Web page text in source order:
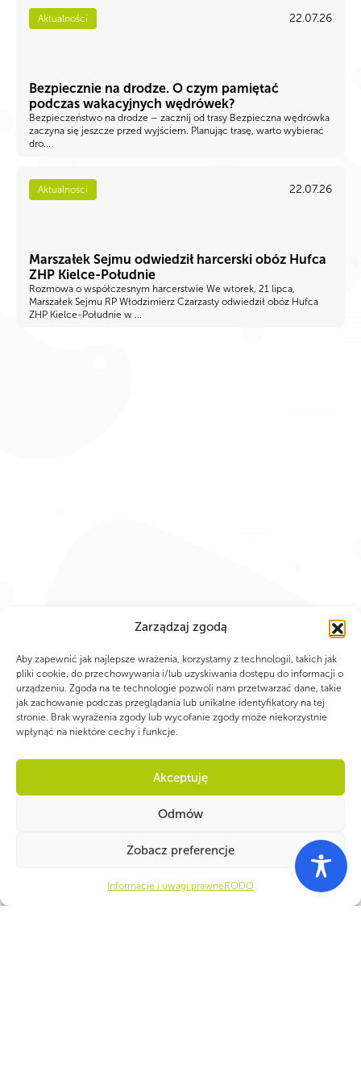
Zarządzaj zgodą
Aby zapewnić jak najlepsze wrażenia, korzystamy z technologii, takich jak
pliki cookie, do przechowywania i/lub uzyskiwania dostępu do informacji o
urządzeniu. Zgoda na te technologie pozwoli nam przetwarzać dane, takie
jak zachowanie podczas przeglądania lub unikalne identyfikatory na tej
stronie. Brak wyrażenia zgody lub wycofanie zgody może niekorzystnie
wpłynąć na niektóre cechy i funkcje.
Akceptuję
Odmów
Zobacz preferencje
Informacje i uwagi prawne RODO
Aktualności 22.07.26
Bezpiecznie na drodze. O czym pamiętać
podczas wakacyjnych wędrówek?
Bezpieczeństwo na drodze – zacznij od trasy Bezpieczna wędrówka
zaczyna się jeszcze przed wyjściem. Planując trasę, warto wybierać
dro...
Aktualności 22.07.26
Marszałek Sejmu odwiedził harcerski obóz Hufca
ZHP Kielce-Południe
Rozmowa o współczesnym harcerstwie We wtorek, 21 lipca,
Marszałek Sejmu RP Włodzimierz Czarzasty odwiedził obóz Hufca
ZHP Kielce-Południe w ...
PARTNERZY